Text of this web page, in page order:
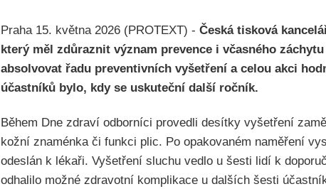
Praha 15. května 2026 (PROTEXT) - Česká tisková
který měl zdůraznit význam prevence i včasného
absolvovat řadu preventivních vyšetření a celou akci
účastníků bylo, kdy se uskuteční další ročník.
Během Dne zdraví odborníci provedli desítky vyšetření
kožní znaménka či funkci plic. Po opakovaném naměření
odeslán k lékaři. Vyšetření sluchu vedlo u šesti lidí k
odhalilo možné zdravotní komplikace u dalších šesti